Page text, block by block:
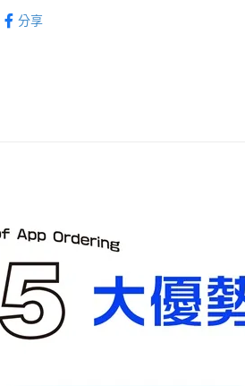
每筆NT$90，滿NT$3,000(含以上)免運費
每筆NT$160，滿NT$3,000(含以上)免運費
東海門市自取，需自備購物袋取貨唷。
免運費
分享